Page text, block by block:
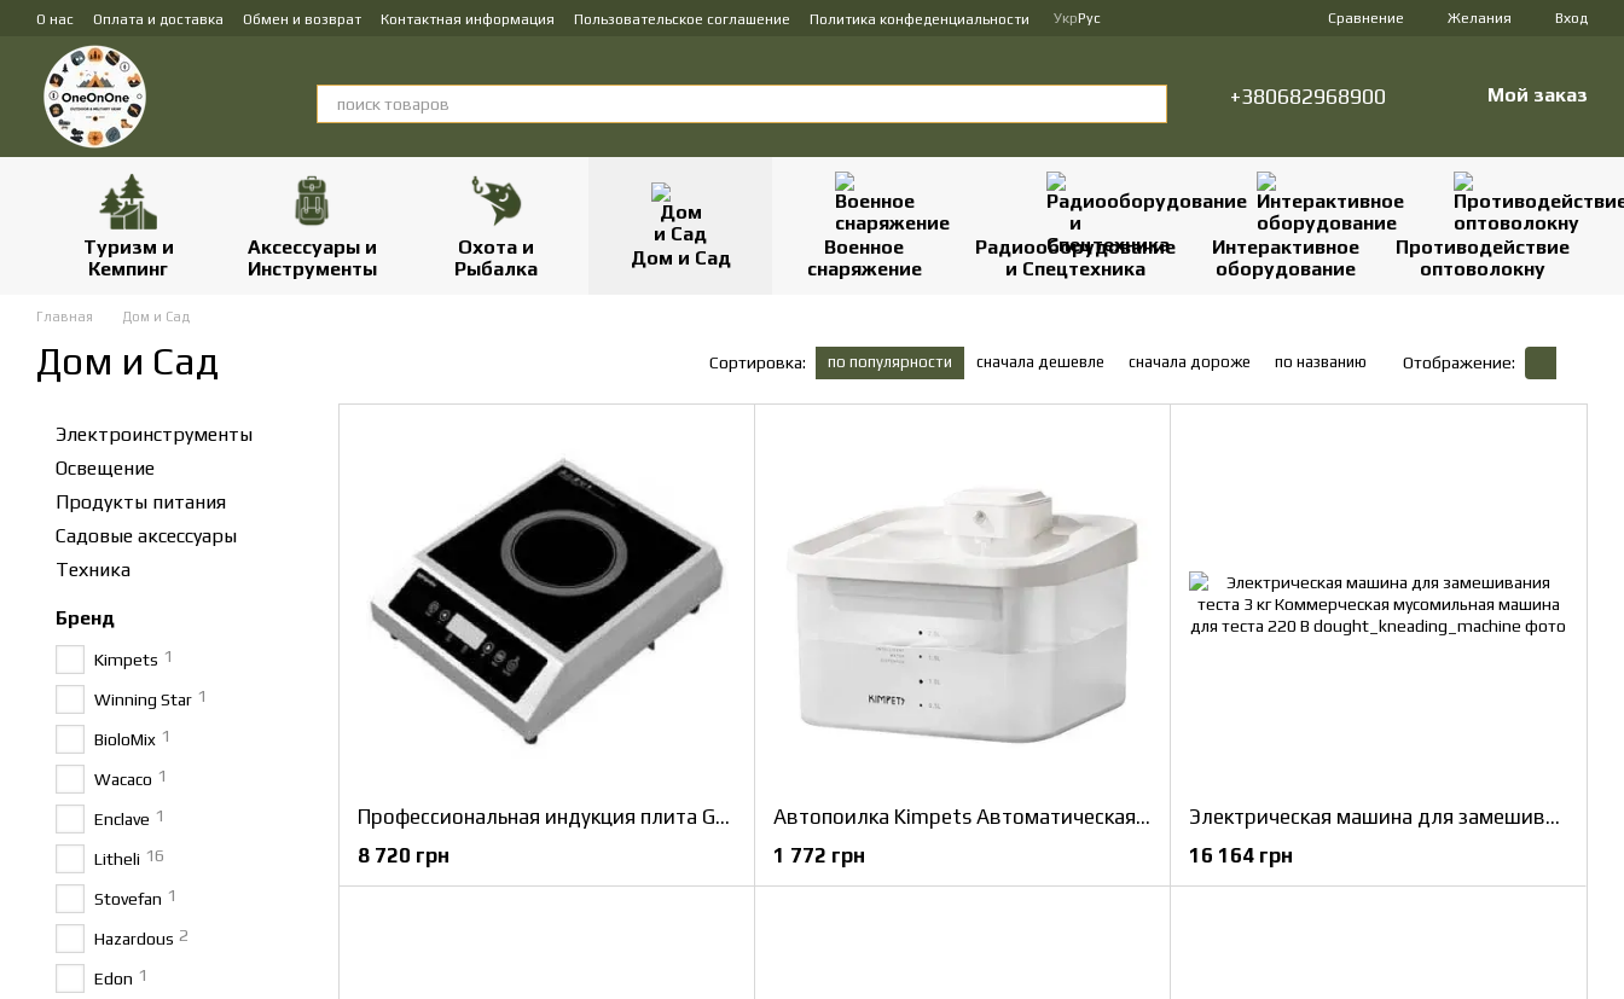
Перейти к основному контенту
О нас Оплата и доставка Обмен и возврат Контактная информация Пользовательское соглашение Политика конфеденциальности УкрРус Сравнение Желания Вход
+380682968900 Мой заказ
Туризм и
Кемпинг
Аксессуары и
Инструменты
Охота и
Рыбалка
Дом и Сад
Военное
снаряжение
Радиооборудование
и Спецтехника
Интерактивное
оборудование
Противодействие
оптоволокну
Главная Дом и Сад
Дом и Сад Сортировка: по популярности сначала дешевле сначала дороже по названию Отображение:
Профессиональная индукция плита GGM IDS7
8 720 грн
Автопоилка Kimpets Автоматическая поилка для кошек и собак
1 772 грн
Электрическая машина для замешивания теста 3 кг Коммерческая мусомильная машина для теста 220 В
16 164 грн
Электроинструменты
Освещение
Продукты питания
Садовые аксессуары
Техника
Бренд
Kimpets 1
Winning Star 1
BioloMix 1
Wacaco 1
Enclave 1
Litheli 16
Stovefan 1
Hazardous 2
Edon 1